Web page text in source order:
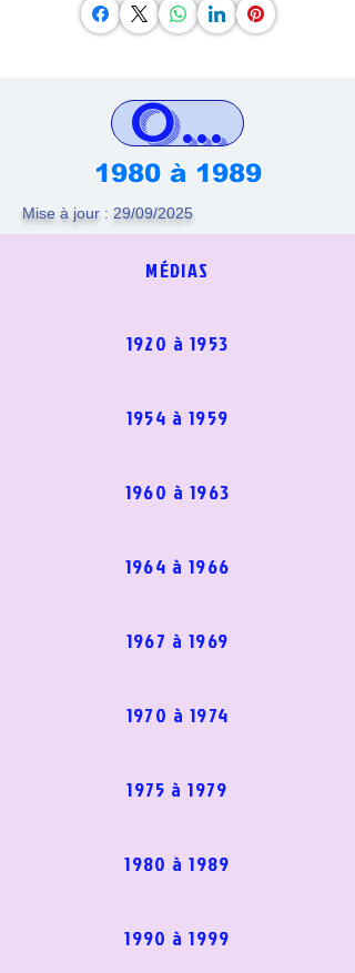
ORLY
1980 à 1989
Mise à jour : 29/09/2025
MÉDIAS
1920 à 1953
1954 à 1959
1960 à 1963
1964 à 1966
1967 à 1969
1970 à 1974
1975 à 1979
1980 à 1989
1990 à 1999